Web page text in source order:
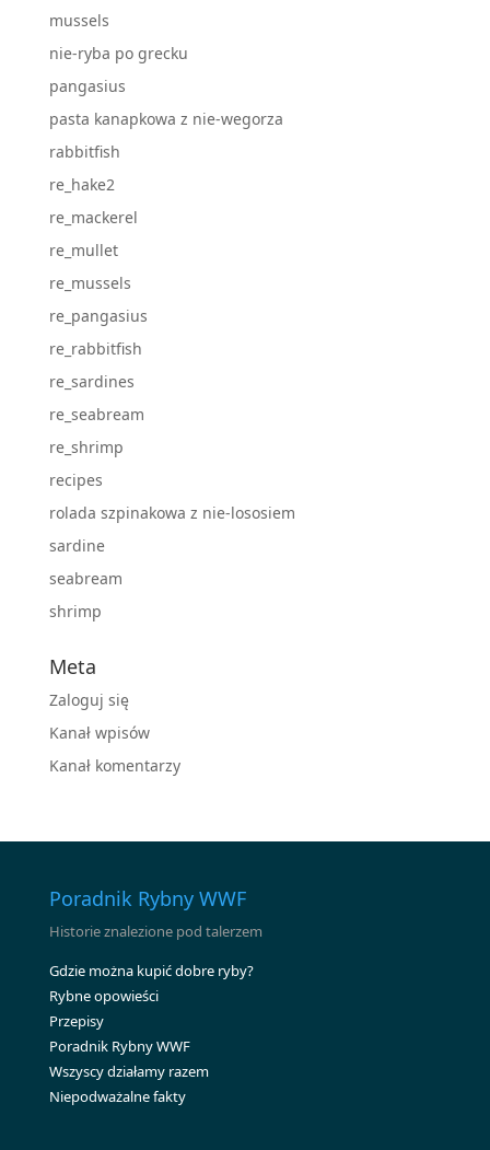
mussels
nie-ryba po grecku
pangasius
pasta kanapkowa z nie-wegorza
rabbitfish
re_hake2
re_mackerel
re_mullet
re_mussels
re_pangasius
re_rabbitfish
re_sardines
re_seabream
re_shrimp
recipes
rolada szpinakowa z nie-lososiem
sardine
seabream
shrimp
Meta
Zaloguj się
Kanał wpisów
Kanał komentarzy
Poradnik Rybny WWF
Historie znalezione pod talerzem
Gdzie można kupić dobre ryby?
Rybne opowieści
Przepisy
Poradnik Rybny WWF
Wszyscy działamy razem
Niepodważalne fakty